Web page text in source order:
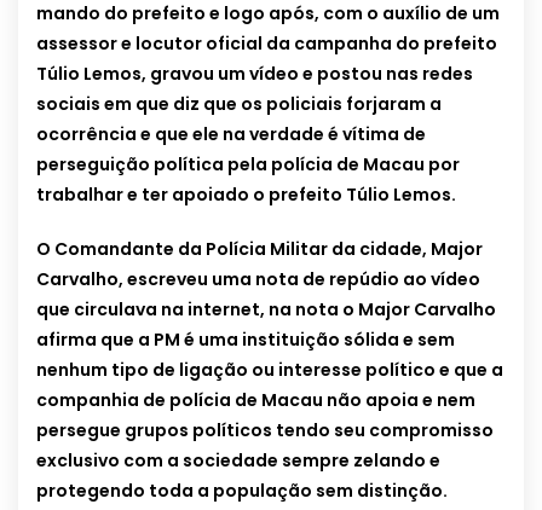
mando do prefeito e logo após, com o auxílio de um
assessor e locutor oficial da campanha do prefeito
Túlio Lemos, gravou um vídeo e postou nas redes
sociais em que diz que os policiais forjaram a
ocorrência e que ele na verdade é vítima de
perseguição política pela polícia de Macau por
trabalhar e ter apoiado o prefeito Túlio Lemos.
O Comandante da Polícia Militar da cidade, Major
Carvalho, escreveu uma nota de repúdio ao vídeo
que circulava na internet, na nota o Major Carvalho
afirma que a PM é uma instituição sólida e sem
nenhum tipo de ligação ou interesse político e que a
companhia de polícia de Macau não apoia e nem
persegue grupos políticos tendo seu compromisso
exclusivo com a sociedade sempre zelando e
protegendo toda a população sem distinção.